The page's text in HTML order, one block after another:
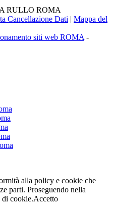
RULLO ROMA
Cancellazione Dati | Mappa del
siti web ROMA -
alla policy e cookie che
parti. Proseguendo nella
di cookie.Accetto